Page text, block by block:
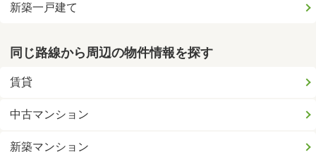
新築一戸建て
同じ路線から周辺の物件情報を探す
賃貸
中古マンション
新築マンション